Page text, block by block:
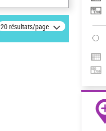
20 résultats/page